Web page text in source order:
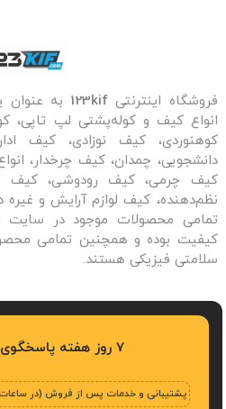
فروشگاه اینترنتی 123kif به عنوان
انواع کیف و کوله‌پشتی لپ تاپی،
کوهنوردی، کیف نوزادی، کیف
دانشجویی، چمدان، کیف چرخدار،
کیف چرمی، کیف رودوشی، کیف
نظم‌دهنده، کیف لوازم آرایش و
تمامی محصولات موجود در سایت از
کیفیت بوده و همچنین تمامی
سلامتی فیزیکی هستند.
7 روز هفته پاسخگوی شما هستیم
پشتیبانی و خدمات پس از فروش (در ساعات